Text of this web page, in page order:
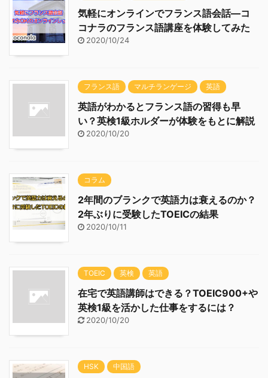
気軽にオンラインでフランス語会話―コ
コナラのフランス語講座を体験してみた
2020/10/24
フランス語 マルチランゲージ 英語
英語がわかるとフランス語の習得も早
い？英検1級ホルダーが体験をもとに解説
2020/10/20
コラム
2年間のブランクで英語力は衰えるのか？
2年ぶりに受験したTOEICの結果
2020/10/11
TOEIC 英検 英語
在宅で英語講師はできる？TOEIC900+や
英検1級を活かした仕事をするには？
2020/10/20
HSK 中国語